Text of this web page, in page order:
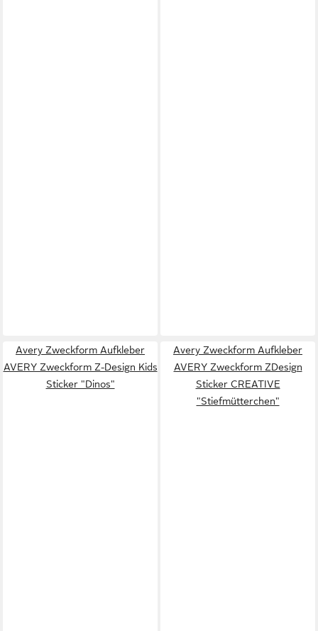
Avery Zweckform Aufkleber
AVERY Zweckform Z-Design Kids
Sticker "Dinos"
Avery Zweckform Aufkleber
AVERY Zweckform ZDesign
Sticker CREATIVE
"Stiefmütterchen"